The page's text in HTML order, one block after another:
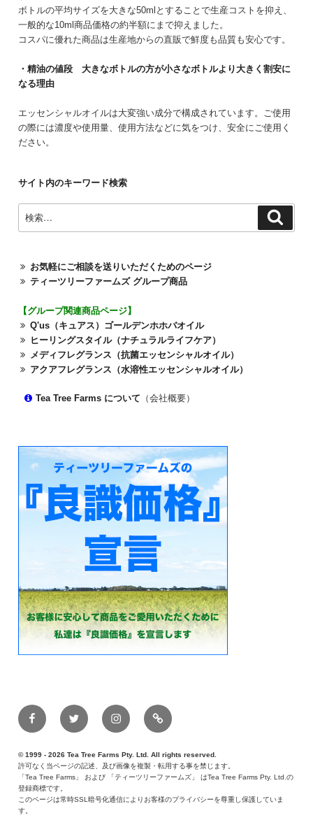
ボトルの平均サイズを大きな50mlとすることで生産コストを抑え、
一般的な10ml商品価格の約半額にまで抑えました。
コスパに優れた商品は生産地からの直販で鮮度も品質も安心です。
・精油の値段 大きなボトルの方が小さなボトルより大きく割安に
なる理由
エッセンシャルオイルは大変強い成分で構成されています。ご使用
の際には濃度や使用量、使用方法などに気をつけ、安全にご使用く
ださい。
サイト内のキーワード検索
索:
お気軽にご相談を送りいただくためのページ
ティーツリーファームズ グループ商品
【グループ関連商品ページ】
Q'us（キュアス）ゴールデンホホバオイル
ヒーリングスタイル（ナチュラルライフケア）
メディフレグランス（抗菌エッセンシャルオイル）
アクアフレグランス（水溶性エッセンシャルオイル）
Tea Tree Farms について （会社概要）
FacebookTwitter Instagram
メ
ー
© 1999 - 2026 Tea Tree Farms Pty. Ltd. All rights reserved.
許可なく当ページの記述、及び画像を複製・転用する事を禁じます。
「Tea Tree Farms」 および 「ティーツリーファームズ」 はTea Tree Farms Pty. Ltd.の
登録商標です。
このページは常時SSL暗号化通信によりお客様のプライバシーを尊重し保護していま
す。